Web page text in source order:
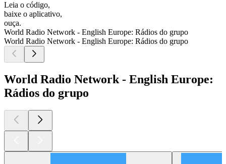
Leia o código,
baixe o aplicativo,
ouça.
World Radio Network - English Europe: Rádios do grupo
World Radio Network - English Europe: Rádios do grupo
World Radio Network - English Europe:
Rádios do grupo